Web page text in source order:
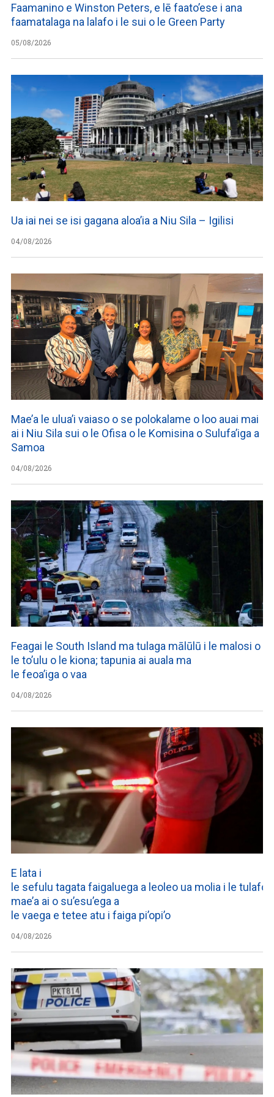
Faamanino e Winston Peters, e lē faato’ese i ana
faamatalaga na lalafo i le sui o le Green Party
05/08/2026
Ua iai nei se isi gagana aloa’ia a Niu Sila – Igilisi
04/08/2026
Mae’a le ulua’i vaiaso o se polokalame o loo auai mai
ai i Niu Sila sui o le Ofisa o le Komisina o Sulufa’iga a
Samoa
04/08/2026
Feagai le South Island ma tulaga mālūlū i le malosi o
le to’ulu o le kiona; tapunia ai auala ma
le feoa’iga o vaa
04/08/2026
E lata i
le sefulu tagata faigaluega a leoleo ua molia i le
mae’a ai o su’esu’ega a
le vaega e tetee atu i faiga pi’opi’o
04/08/2026